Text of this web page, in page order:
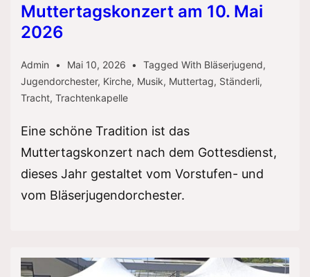
Muttertagskonzert am 10. Mai
2026
Admin Mai 10, 2026 Tagged With Bläserjugend,
Jugendorchester, Kirche, Musik, Muttertag, Ständerli,
Tracht, Trachtenkapelle
Eine schöne Tradition ist das
Muttertagskonzert nach dem Gottesdienst,
dieses Jahr gestaltet vom Vorstufen- und
vom Bläserjugendorchester.